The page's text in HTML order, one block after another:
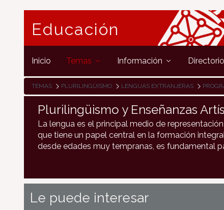
Educación
Inicio Temas Información
TEMAS PLURILINGÜISMO LENGUAS EXTRANJERAS
Plurilingüismo y Enseñanzas
La lengua es el principal medio de
que tiene un papel central en la formación
desde edades muy tempranas, es fundamental
Le puede interesar